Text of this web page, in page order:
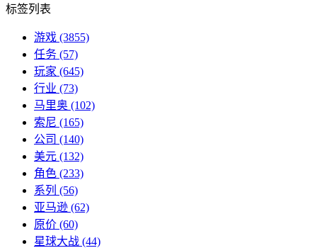
标签列表
游戏 (3855)
任务 (57)
玩家 (645)
行业 (73)
马里奥 (102)
索尼 (165)
公司 (140)
美元 (132)
角色 (233)
系列 (56)
亚马逊 (62)
原价 (60)
星球大战 (44)